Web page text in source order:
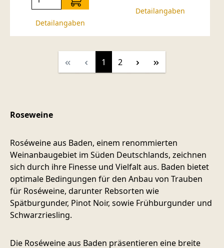
Detailangaben
Detailangaben
Seite
1 Seite
2
Roseweine
Roséweine aus Baden, einem renommierten
Weinanbaugebiet im Süden Deutschlands, zeichnen
sich durch ihre Finesse und Vielfalt aus. Baden bietet
optimale Bedingungen für den Anbau von Trauben
für Roséweine, darunter Rebsorten wie
Spätburgunder, Pinot Noir, sowie Frühburgunder und
Schwarzriesling.
Die Roséweine aus Baden präsentieren eine breite